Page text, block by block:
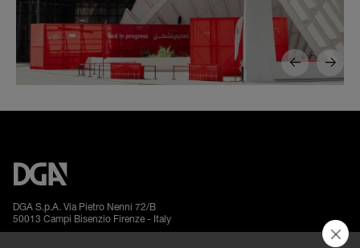
DGA S.p.A. Via Pietro Nenni 72/B
50013 Campi Bisenzio Firenze - Italy